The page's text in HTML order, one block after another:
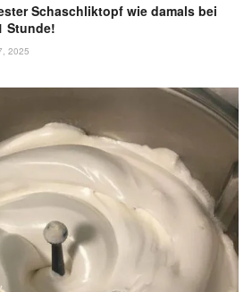
Schaschliktopf wie damals bei
Stunde!
2025